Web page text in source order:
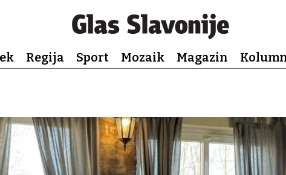
Regija Sport Mozaik Magazin